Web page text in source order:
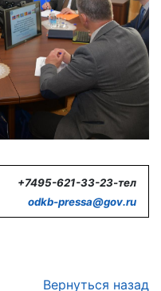
+7495-621-33-23-тел
odkb-pressa@gov.ru
Вернуться назад